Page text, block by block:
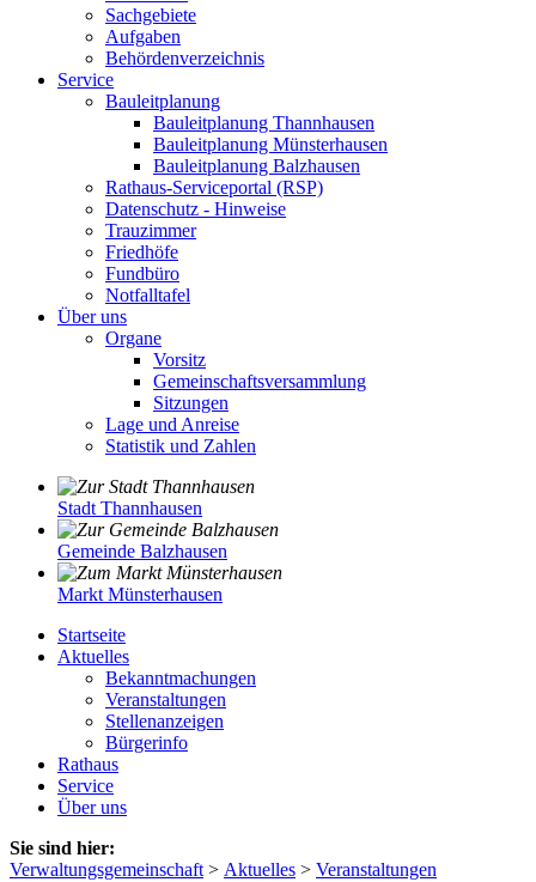
Sachgebiete
Aufgaben
Behördenverzeichnis
Service
Bauleitplanung
Bauleitplanung Thannhausen
Bauleitplanung Münsterhausen
Bauleitplanung Balzhausen
Rathaus-Serviceportal (RSP)
Datenschutz - Hinweise
Trauzimmer
Friedhöfe
Fundbüro
Notfalltafel
Über uns
Organe
Vorsitz
Gemeinschaftsversammlung
Sitzungen
Lage und Anreise
Statistik und Zahlen
Stadt Thannhausen
Gemeinde Balzhausen
Markt Münsterhausen
Startseite
Aktuelles
Bekanntmachungen
Veranstaltungen
Stellenanzeigen
Bürgerinfo
Rathaus
Service
Über uns
Sie sind hier:
Verwaltungsgemeinschaft > Aktuelles > Veranstaltungen